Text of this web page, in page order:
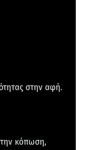
στην αφή.
την κόπωση,